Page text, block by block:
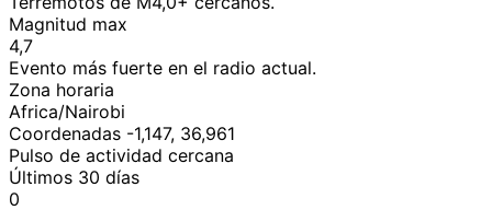
Magnitud max
4,7
Evento más fuerte en el radio actual.
Zona horaria
Africa/Nairobi
Coordenadas -1,147, 36,961
Pulso de actividad cercana
Últimos 30 días
0